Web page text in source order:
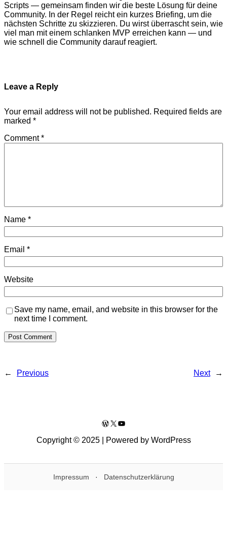
Scripts — gemeinsam finden wir die beste Lösung für deine
Community. In der Regel reicht ein kurzes Briefing, um die
nächsten Schritte zu skizzieren. Du wirst überrascht sein, wie
viel man mit einem schlanken MVP erreichen kann — und
wie schnell die Community darauf reagiert.
Leave a Reply
Your email address will not be published. Required fields are
marked *
Comment*
Name *
Email *
Website
Save my name, email, and website in this browser for the
next time I comment.
← Previous Next →
WordPress
X YouTube
Copyright © 2025 | Powered by WordPress
Impressum · Datenschutzerklärung